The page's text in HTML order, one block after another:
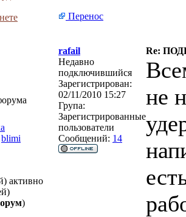
blimi
активно
)
Перенос
rafail
Re:
Недавно
подключившийся
Зарегистрирован:
02/11/2010 15:27
Група:
Зарегистрированные
пользователи
Сообщений: 14
не